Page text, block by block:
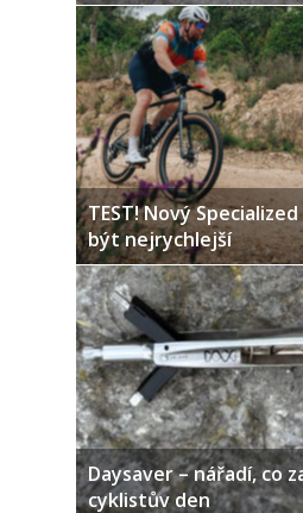
TEST! Nový
být nejrychlejší
Daysaver – nářadí, co
cyklistův den